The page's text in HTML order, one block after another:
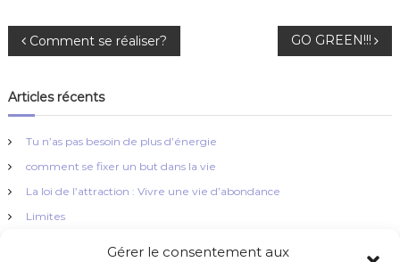
Gérer le consentement aux
N
a
v
i
g
Comment se réaliser? GO GREEN!!!
Articles récents
Tu n’as pas besoin de plus d’énergie
comment se fixer un but dans la vie
La loi de l’attraction : Vivre une vie d’abondance
Limites